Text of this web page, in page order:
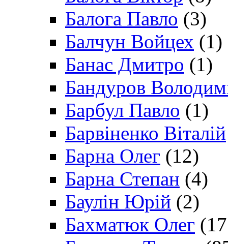
Балога Павло (3)
Балчун Войцех (1)
Банас Дмитро (1)
Бандуров
Барбул Павло (1)
Барвіненко Віталій
Барна Олег (12)
Барна Степан (4)
Баулін Юрій (2)
Бахматюк Олег